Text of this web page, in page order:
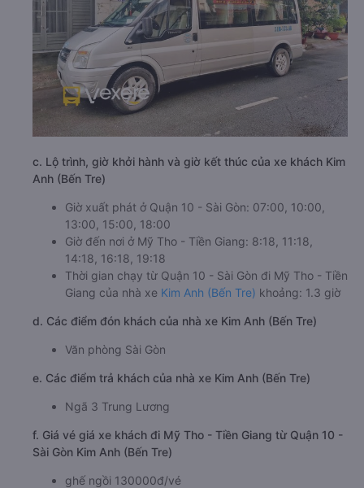
c. Lộ trình, giờ khởi hành và giờ kết thúc của xe khách Kim
Anh (Bến Tre)
Giờ xuất phát ở Quận 10 - Sài Gòn: 07:00, 10:00,
13:00, 15:00, 18:00
Giờ đến nơi ở Mỹ Tho - Tiền Giang: 8:18, 11:18,
14:18, 16:18, 19:18
Thời gian chạy từ Quận 10 - Sài Gòn đi Mỹ Tho - Tiền
Giang của nhà xe Kim Anh (Bến Tre) khoảng: 1.3 giờ
d. Các điểm đón khách của nhà xe Kim Anh (Bến Tre)
Văn phòng Sài Gòn
e. Các điểm trả khách của nhà xe Kim Anh (Bến Tre)
Ngã 3 Trung Lương
f. Giá vé giá xe khách đi Mỹ Tho - Tiền Giang từ Quận 10 -
Sài Gòn Kim Anh (Bến Tre)
ghế ngồi 130000đ/vé